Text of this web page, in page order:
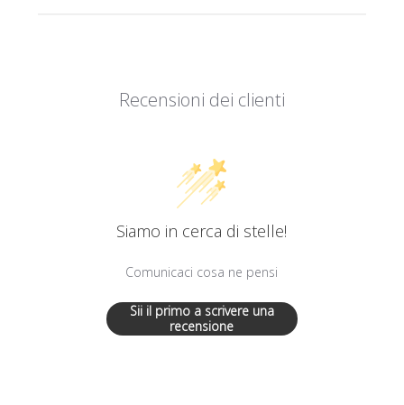
Recensioni dei clienti
Siamo in cerca di stelle!
Comunicaci cosa ne pensi
Sii il primo a scrivere una
recensione